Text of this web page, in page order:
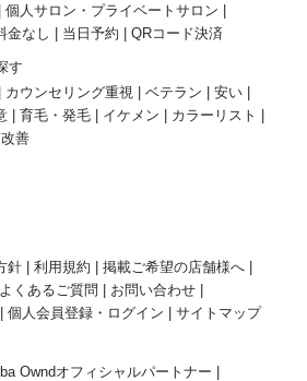
個人サロン・プライベートサロン
金なし 当日予約 QRコード決済
す
カウンセリング重視 ベテラン
安い
育毛・発毛 イケメン
カラーリスト
善
針 利用規約
掲載ご希望の店舗様へ
くあるご質問
お問い合わせ
個人会員登録・ログイン サイトマップ
Owndオフィシャルパートナー